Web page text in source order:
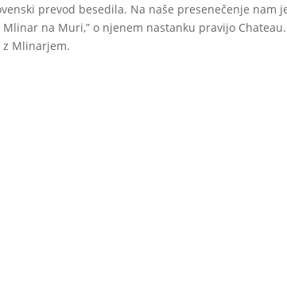
prevod besedila. Na naše presenečenje nam
na Muri,” o njenem nastanku pravijo
z Mlinarjem.